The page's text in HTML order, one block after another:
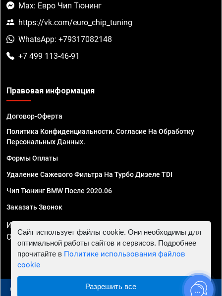
Max: Евро Чип Тюнинг
https://vk.com/euro_chip_tuning
WhatsApp: +79317082148
+7 499 113-46-91
Правовая информация
Договор-Оферта
Политика Конфиденциальности. Согласие На Обработку
Персональных Данных.
Формы Оплаты
Удаление Сажевого Фильтра На Турбо Дизеле TDI
Чип Тюнинг BMW После 2020.06
Заказать Звонок
ИП Смирнов Георгий Павлович. ИНН 781302555843,
ОГРНИП 324470400032610
© 2010 - 2026 Чип тюнинг в Москве и МО - Автосервис
Сайт использует файлы cookie. Они необходимы для
оптимальной работы сайтов и сервисов. Подробнее
прочитайте в Политике использования файлов
cookie
Разрешить все